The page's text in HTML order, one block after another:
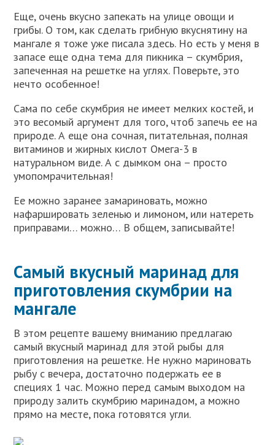
Еще, очень вкусно запекать на улице овощи и
грибы. О том, как сделать грибную вкуснятину на
мангале я тоже уже писала здесь. Но есть у меня в
запасе еще одна тема для пикника – скумбрия,
запеченная на решетке на углях. Поверьте, это
нечто особенное!
Сама по себе скумбрия не имеет мелких костей, и
это весомый аргумент для того, чтоб запечь ее на
природе. А еще она сочная, питательная, полная
витаминов и жирных кислот Омега-3 в
натуральном виде. А с дымком она – просто
умопомрачительная!
Ее можно заранее замариновать, можно
нафаршировать зеленью и лимоном, или натереть
приправами… можно… В общем, записывайте!
Самый вкусный маринад для
приготовления скумбрии на
мангале
В этом рецепте вашему вниманию предлагаю
самый вкусный маринад для этой рыбы для
приготовления на решетке. Не нужно мариновать
рыбу с вечера, достаточно подержать ее в
специях 1 час. Можно перед самым выходом на
природу залить скумбрию маринадом, а можно
прямо на месте, пока готовятся угли.